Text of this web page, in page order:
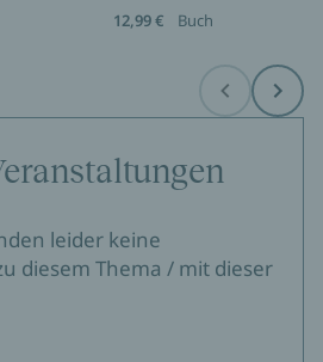
12,99 €
Buch
Before Next
leider keine
diesem Thema / mit dieser